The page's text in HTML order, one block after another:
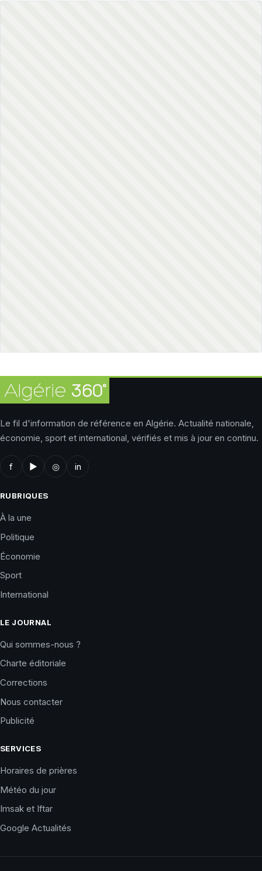
Le fil d'information de référence en Algérie. Actualité nationale,
économie, sport et international, vérifiés et mis à jour en continu.
f ▶ ◎ in
RUBRIQUES
À la une
Politique
Économie
Sport
International
LE JOURNAL
Qui sommes-nous ?
Charte éditoriale
Corrections
Nous contacter
Publicité
SERVICES
Horaires de prières
Météo du jour
Imsak et Iftar
Google Actualités